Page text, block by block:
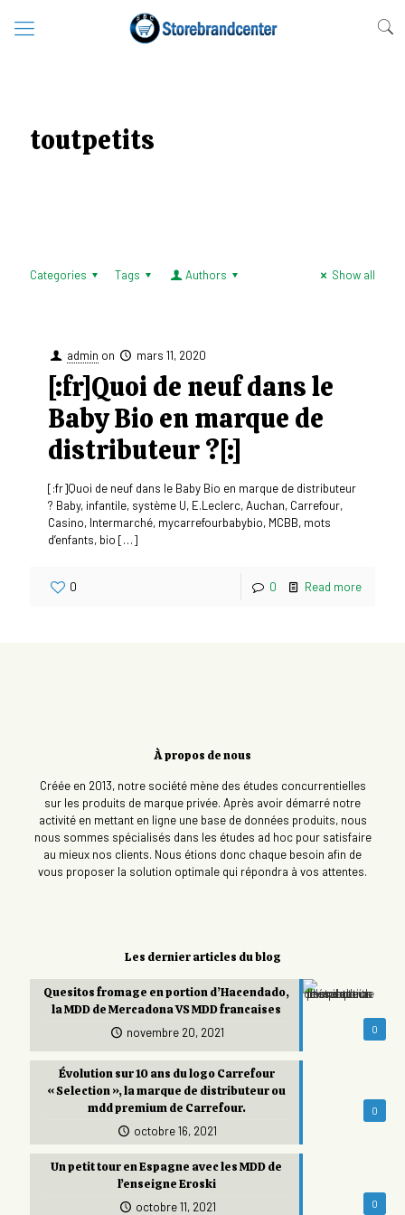
toutpetits
Categories Tags Authors Show all
admin on mars 11, 2020
[:fr]Quoi de neuf dans le
Baby Bio en marque de
distributeur ?[:]
[:fr]Quoi de neuf dans le Baby Bio en marque de distributeur
? Baby, infantile, système U, E.Leclerc, Auchan, Carrefour,
Casino, Intermarché, mycarrefourbabybio, MCBB, mots
d’enfants, bio […]
0 0 Read more
À propos de nous
Créée en 2013, notre société mène des études concurrentielles
sur les produits de marque privée. Après avoir démarré notre
activité en mettant en ligne une base de données produits, nous
nous sommes spécialisés dans les études ad hoc pour satisfaire
au mieux nos clients. Nous étions donc chaque besoin afin de
vous proposer la solution optimale qui répondra à vos attentes.
Les dernier articles du blog
0
Quesitos fromage en portion d’Hacendado,
la MDD de Mercadona VS MDD francaises
novembre 20, 2021
0
Évolution sur 10 ans du logo Carrefour
« Selection », la marque de distributeur ou
mdd premium de Carrefour.
octobre 16, 2021
0
Un petit tour en Espagne avec les MDD de
l’enseigne Eroski
octobre 11, 2021